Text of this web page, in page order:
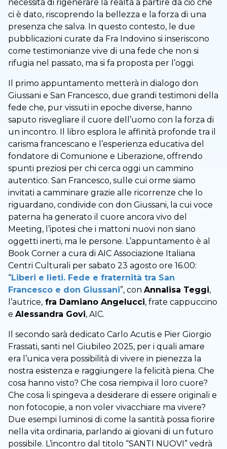
necessità di rigenerare la realtà a partire da ciò che
ci è dato, riscoprendo la bellezza e la forza di una
presenza che salva. In questo contesto, le due
pubblicazioni curate da Fra Indovino si inseriscono
come testimonianze vive di una fede che non si
rifugia nel passato, ma si fa proposta per l’oggi.
Il primo appuntamento metterà in dialogo don
Giussani e San Francesco, due grandi testimoni della
fede che, pur vissuti in epoche diverse, hanno
saputo risvegliare il cuore dell’uomo con la forza di
un incontro. Il libro esplora le affinità profonde tra il
carisma francescano e l’esperienza educativa del
fondatore di Comunione e Liberazione, offrendo
spunti preziosi per chi cerca oggi un cammino
autentico. San Francesco, sulle cui orme siamo
invitati a camminare grazie alle ricorrenze che lo
riguardano, condivide con don Giussani, la cui voce
paterna ha generato il cuore ancora vivo del
Meeting, l’ipotesi che i mattoni nuovi non siano
oggetti inerti, ma le persone. L’appuntamento è al
Book Corner a cura di AIC Associazione Italiana
Centri Culturali per sabato 23 agosto ore 16.00:
“Liberi e lieti. Fede e fraternità tra San
Francesco e don Giussani”, con Annalisa Teggi,
l’autrice, fra Damiano Angelucci, frate cappuccino
e Alessandra Govi, AIC.
Il secondo sarà dedicato Carlo Acutis e Pier Giorgio
Frassati, santi nel Giubileo 2025, per i quali amare
era l’unica vera possibilità di vivere in pienezza la
nostra esistenza e raggiungere la felicità piena. Che
cosa hanno visto? Che cosa riempiva il loro cuore?
Che cosa li spingeva a desiderare di essere originali e
non fotocopie, a non voler vivacchiare ma vivere?
Due esempi luminosi di come la santità possa fiorire
nella vita ordinaria, parlando ai giovani di un futuro
possibile. L’incontro dal titolo “SANTI NUOVI” vedrà